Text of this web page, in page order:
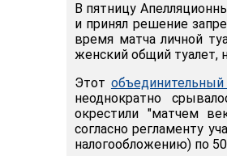
В пятницу
и принял решение
время матча личной
женский общий туалет,
Этот
неоднократно
окрестили "матчем
согласно регламенту
налогообложению) по